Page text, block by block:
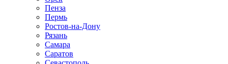
Пенза
Пермь
Ростов-на-Дону
Рязань
Самара
Саратов